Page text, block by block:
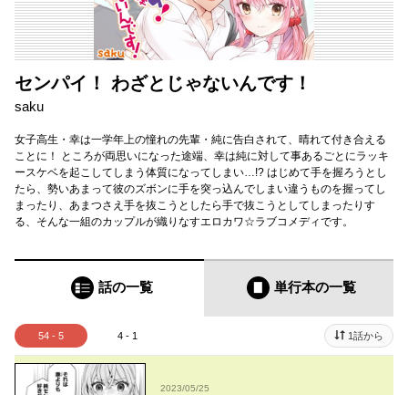
センパイ！ わざとじゃないんです！
saku
女子高生・幸は一学年上の憧れの先輩・純に告白されて、晴れて付き合える
ことに！ ところが両思いになった途端、幸は純に対して事あるごとにラッキ
ースケベを起こしてしまう体質になってしまい…!? はじめて手を握ろうとし
たら、勢いあまって彼のズボンに手を突っ込んでしまい違うものを握ってし
まったり、あまつさえ手を抜こうとしたら手で抜こうとしてしまったりす
る、そんな一組のカップルが織りなすエロカワ☆ラブコメディです。
話の一覧 単行本の一覧
54 - 5 4 - 1 1話から
2023/05/25